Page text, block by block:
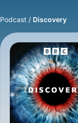
Podcast Discovery